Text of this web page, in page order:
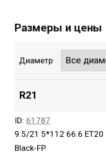
Размеры и цены
Диаметр
R21
ID: 61787
9.5/21 5*112 66.6 ET20
Black-FP